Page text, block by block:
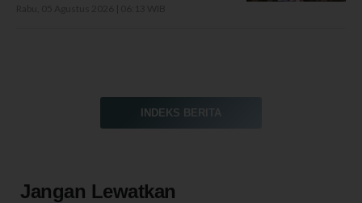
INDEKS BERITA
Jangan Lewatkan